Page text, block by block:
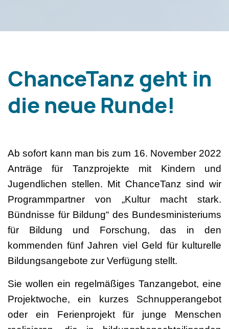
ChanceTanz geht in
die neue Runde!
Ab sofort kann man bis zum 16. November 2022
Anträge für Tanzprojekte mit Kindern und
Jugendlichen stellen. Mit ChanceTanz sind wir
Programmpartner von „Kultur macht stark.
Bündnisse für Bildung“ des Bundesministeriums
für Bildung und Forschung, das in den
kommenden fünf Jahren viel Geld für kulturelle
Bildungsangebote zur Verfügung stellt.
Sie wollen ein regelmäßiges Tanzangebot, eine
Projektwoche, ein kurzes Schnupperangebot
oder ein Ferienprojekt für junge Menschen